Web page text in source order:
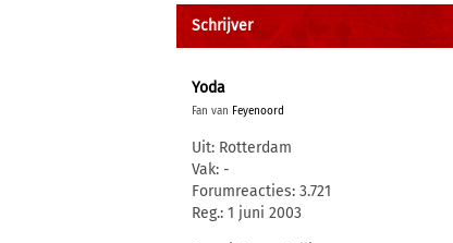
Schrijver
Yoda
Fan van Feyenoord
Uit: Rotterdam
Vak: -
Forumreacties: 3.721
Reg.: 1 juni 2003